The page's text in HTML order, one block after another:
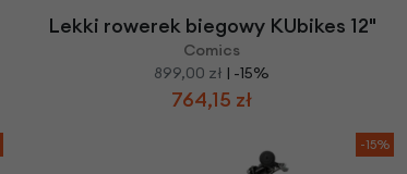
Lekki rowerek biegowy KUbikes 12"
Comics
899,00 zł | -15%
764,15 zł
-15%